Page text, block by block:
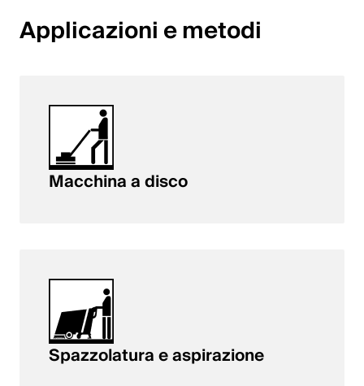
English
Polski
Applicazioni e metodi
Macchina a disco
Spazzolatura e aspirazione